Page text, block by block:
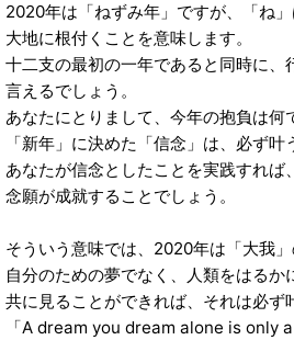
2020年は「ねずみ年」ですが、「ね
大地に根付くことを意味します。
十二支の最初の一年であると同時に、
言えるでしょう。
あなたにとりまして、今年の抱負は何
「新年」に決めた「信念」は、必ず叶
あなたが信念としたことを実践すれば
念願が成就することでしょう。
そういう意味では、2020年は「大我」
自分のための夢でなく、人類をはる
共に見ることができれば、それは必ず
「A dream you dream alone is only